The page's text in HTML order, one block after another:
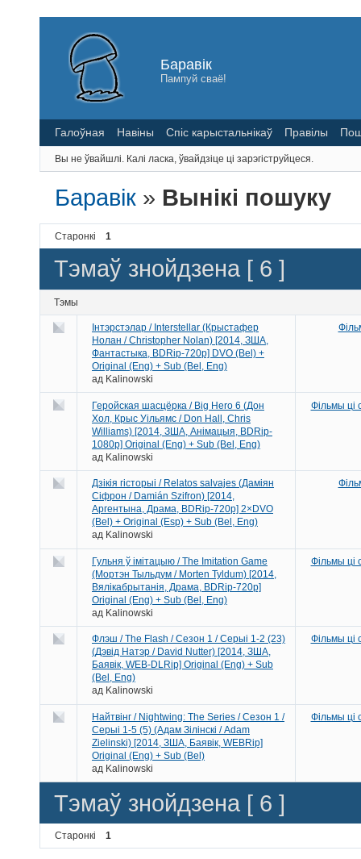
Баравік
Пампуй сваё!
Галоўная Навіны Спіс карыстальнікаў Правілы
Вы не ўвайшлі. Калі ласка, ўвайдзіце ці зарэгіструйцеся.
Баравік » Вынікі пошуку
Старонкі 1
Тэмаў знойдзена [ 6 ]
Тэмы
Інтэрстэлар / Interstellar (Крыстафер
Нолан / Christopher Nolan) [2014, ЗША,
Фантастыка, BDRip-720p] DVO (Bel) +
Original (Eng) + Sub (Bel, Eng)
ад Kalinowski
Геройская шасцёрка / Big Hero 6 (Дон
Хол, Крыс Уільямс / Don Hall, Chris
Williams) [2014, ЗША, Анімацыя, BDRip-
1080p] Original (Eng) + Sub (Bel, Eng)
ад Kalinowski
Фільмы ці
Дзікія гісторыі / Relatos salvajes (Даміян
Сіфрон / Damián Szifron) [2014,
Аргентына, Драма, BDRip-720p] 2×DVO
(Bel) + Original (Esp) + Sub (Bel, Eng)
ад Kalinowski
Гульня ў імітацыю / The Imitation Game
(Мортэн Тыльдум / Morten Tyldum) [2014,
Вялікабрытанія, Драма, BDRip-720p]
Original (Eng) + Sub (Bel, Eng)
ад Kalinowski
Фільмы ці
Флэш / The Flash / Сезон 1 / Серыі 1-2 (23)
(Дэвід Натэр / David Nutter) [2014, ЗША,
Баявік, WEB-DLRip] Original (Eng) + Sub
(Bel, Eng)
ад Kalinowski
Фільмы ці
Найтвінг / Nightwing: The Series / Сезон 1 /
Серыі 1-5 (5) (Адам Зілінскі / Adam
Zielinski) [2014, ЗША, Баявік, WEBRip]
Original (Eng) + Sub (Bel)
ад Kalinowski
Фільмы ці
Тэмаў знойдзена [ 6 ]
Старонкі 1